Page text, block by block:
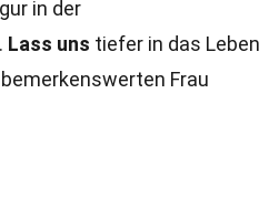
in der
Lass uns tiefer in das Leben
Frau